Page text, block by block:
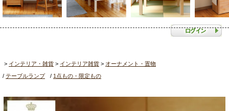
インテリア・雑貨 インテリア雑貨
オーナメント・置物
テーブルランプ
1点もの・限定もの